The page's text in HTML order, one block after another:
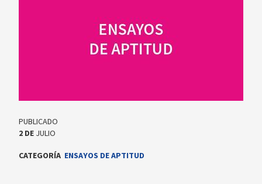
PUBLICADO
2 DE JULIO
CATEGORÍA ENSAYOS DE APTITUD